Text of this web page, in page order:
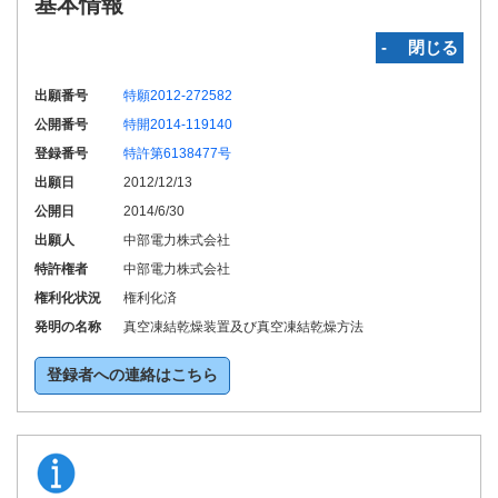
‐ 閉じる
出願番号
特願2012-272582
公開番号
特開2014-119140
登録番号
特許第6138477号
出願日
2012/12/13
公開日
2014/6/30
出願人
中部電力株式会社
特許権者
中部電力株式会社
権利化状況
権利化済
発明の名称
真空凍結乾燥装置及び真空凍結乾燥方法
登録者への連絡はこちら